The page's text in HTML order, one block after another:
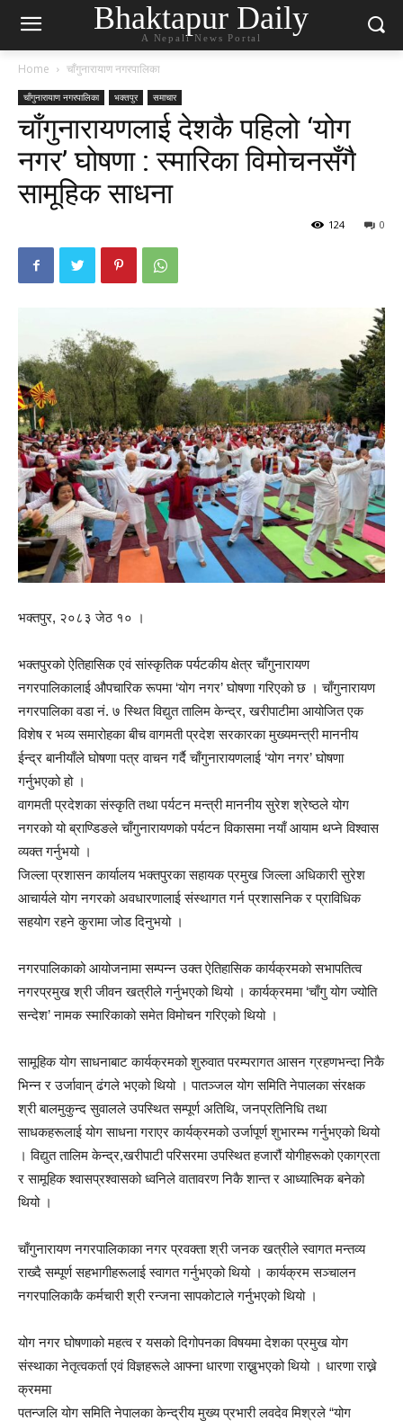
Bhaktapur Daily
A Nepali News Portal
Home चाँगुनारायाण नगरपालिका
चाँगुनारायाण नगरपालिका भक्तपुर समाचार
चाँगुनारायणलाई देशकै पहिलो ‘योग
नगर’ घोषणा : स्मारिका विमोचनसँगै
सामूहिक साधना
0
124
भक्तपुर, २०८३ जेठ १० ।
भक्तपुरको ऐतिहासिक एवं सांस्कृतिक पर्यटकीय क्षेत्र चाँगुनारायण
नगरपालिकालाई औपचारिक रूपमा ‘योग नगर’ घोषणा गरिएको छ । चाँगुनारायण
नगरपालिका वडा नं. ७ स्थित विद्युत तालिम केन्द्र, खरीपाटीमा आयोजित एक
विशेष र भव्य समारोहका बीच वागमती प्रदेश सरकारका मुख्यमन्त्री माननीय
ईन्द्र बानीयाँले घोषणा पत्र वाचन गर्दै चाँगुनारायणलाई ‘योग नगर’ घोषणा
गर्नुभएको हो ।
वागमती प्रदेशका संस्कृति तथा पर्यटन मन्त्री माननीय सुरेश श्रेष्ठले योग
नगरको यो ब्राण्डिङले चाँगुनारायणको पर्यटन विकासमा नयाँ आयाम थप्ने विश्वास
व्यक्त गर्नुभयो ।
जिल्ला प्रशासन कार्यालय भक्तपुरका सहायक प्रमुख जिल्ला अधिकारी सुरेश
आचार्यले योग नगरको अवधारणालाई संस्थागत गर्न प्रशासनिक र प्राविधिक
सहयोग रहने कुरामा जोड दिनुभयो ।
नगरपालिकाको आयोजनामा सम्पन्न उक्त ऐतिहासिक कार्यक्रमको सभापतित्व
नगरप्रमुख श्री जीवन खत्रीले गर्नुभएको थियो । कार्यक्रममा ‘चाँगु योग ज्योति
सन्देश’ नामक स्मारिकाको समेत विमोचन गरिएको थियो ।
सामूहिक योग साधनाबाट कार्यक्रमको शुरुवात परम्परागत आसन ग्रहणभन्दा निकै
भिन्न र उर्जावान् ढंगले भएको थियो । पातञ्जल योग समिति नेपालका संरक्षक
श्री बालमुकुन्द सुवालले उपस्थित सम्पूर्ण अतिथि, जनप्रतिनिधि तथा
साधकहरूलाई योग साधना गराएर कार्यक्रमको उर्जापूर्ण शुभारम्भ गर्नुभएको थियो
। विद्युत तालिम केन्द्र,खरीपाटी परिसरमा उपस्थित हजारौं योगीहरूको एकाग्रता
र सामूहिक श्वासप्रश्वासको ध्वनिले वातावरण निकै शान्त र आध्यात्मिक बनेको
थियो ।
चाँगुनारायण नगरपालिकाका नगर प्रवक्ता श्री जनक खत्रीले स्वागत मन्तव्य
राख्दै सम्पूर्ण सहभागीहरूलाई स्वागत गर्नुभएको थियो । कार्यक्रम सञ्चालन
नगरपालिकाकै कर्मचारी श्री रन्जना सापकोटाले गर्नुभएको थियो ।
योग नगर घोषणाको महत्व र यसको दिगोपनका विषयमा देशका प्रमुख योग
संस्थाका नेतृत्वकर्ता एवं विज्ञहरूले आफ्ना धारणा राख्नुभएको थियो । धारणा राख्ने
क्रममा
पतन्जलि योग समिति नेपालका केन्द्रीय मुख्य प्रभारी लवदेव मिश्रले “योग